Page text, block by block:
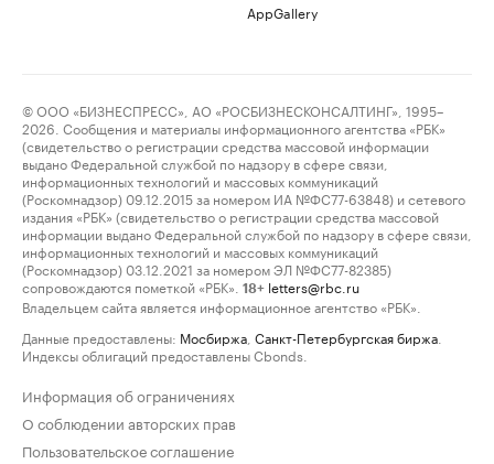
AppGallery
© ООО «БИЗНЕСПРЕСС», АО «РОСБИЗНЕСКОНСАЛТИНГ», 1995–
2026. Сообщения и материалы информационного агентства «РБК»
(свидетельство о регистрации средства массовой информации
выдано Федеральной службой по надзору в сфере связи,
информационных технологий и массовых коммуникаций
(Роскомнадзор) 09.12.2015 за номером ИА №ФС77-63848) и сетевого
издания «РБК» (свидетельство о регистрации средства массовой
информации выдано Федеральной службой по надзору в сфере связи,
информационных технологий и массовых коммуникаций
(Роскомнадзор) 03.12.2021 за номером ЭЛ №ФС77-82385)
сопровождаются пометкой «РБК».
18+ letters@rbc.ru
Владельцем сайта является информационное агентство «РБК».
Данные предоставлены: Мосбиржа Санкт-Петербургская биржа
Индексы облигаций предоставлены Cbonds.
Информация об ограничениях
О соблюдении авторских прав
Пользовательское соглашение